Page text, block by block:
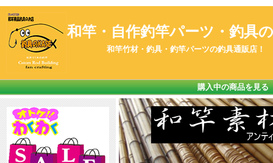
和竿・自作釣竿パーツ・釣具の
和竿竹材・釣具・釣竿パーツの釣具通販店！
購入中の商品を見る